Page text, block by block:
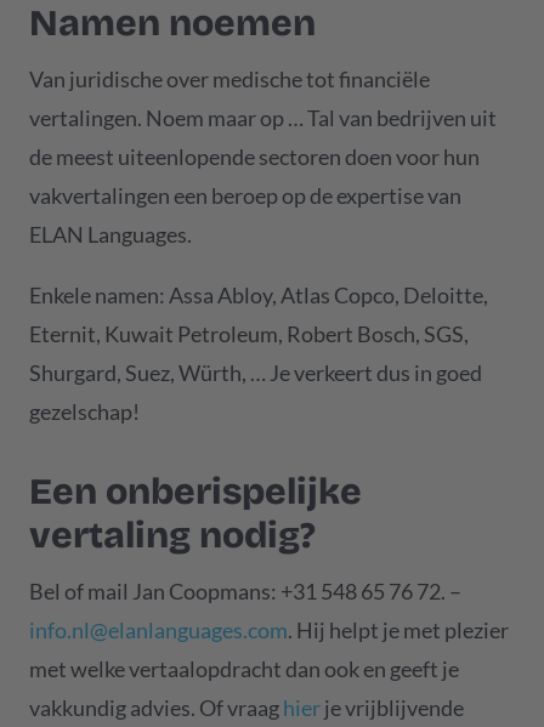
Namen noemen
Van juridische over medische tot financiële
vertalingen. Noem maar op … Tal van bedrijven uit
de meest uiteenlopende sectoren doen voor hun
vakvertalingen een beroep op de expertise van
ELAN Languages.
Enkele namen: Assa Abloy, Atlas Copco, Deloitte,
Eternit, Kuwait Petroleum, Robert Bosch, SGS,
Shurgard, Suez, Würth, … Je verkeert dus in goed
gezelschap!
Een onberispelijke
vertaling nodig?
Bel of mail Jan Coopmans: +31 548 65 76 72. –
info.nl@elanlanguages.com. Hij helpt je met plezier
met welke vertaalopdracht dan ook en geeft je
vakkundig advies. Of vraaghierje vrijblijvende